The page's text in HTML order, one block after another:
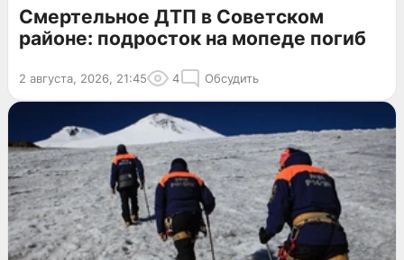
Смертельное ДТП в Советском
районе: подросток на мопеде погиб
2 августа, 2026, 21:45 4 Обсудить